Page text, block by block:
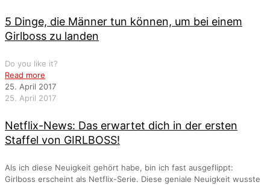
5 Dinge, die Männer tun können, um bei einem
Girlboss zu landen
Do you like it?
Read more
25. April 2017
25. April 2017
Netflix-News: Das erwartet dich in der ersten
Staffel von GIRLBOSS!
Als ich diese Neuigkeit gehört habe, bin ich fast ausgeflippt:
Girlboss erscheint als Netflix-Serie. Diese geniale Neuigkeit wusste